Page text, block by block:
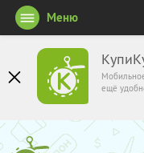
ещё
Меню